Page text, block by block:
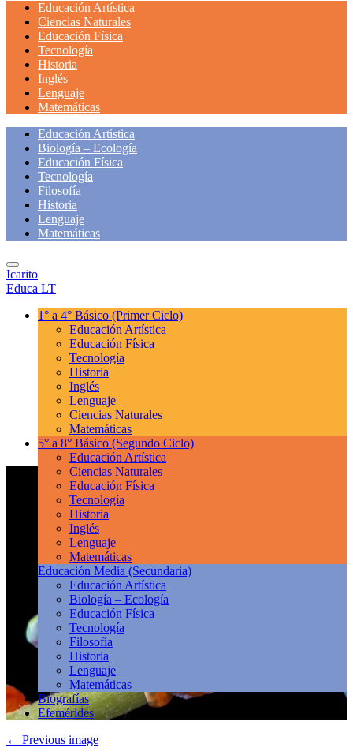
Educación Artística
Ciencias Naturales
Educación Física
Tecnología
Historia
Inglés
Lenguaje
Matemáticas
Educación Artística
Biología – Ecología
Educación Física
Tecnología
Filosofía
Historia
Lenguaje
Matemáticas
Icarito
Educa LT
1° a 4° Básico (Primer Ciclo)
Educación Artística
Educación Física
Tecnología
Historia
Inglés
Lenguaje
Ciencias Naturales
Matemáticas
5° a 8° Básico (Segundo Ciclo)
Educación Artística
Ciencias Naturales
Educación Física
Tecnología
Historia
Inglés
Lenguaje
Matemáticas
Educación Media (Secundaria)
Educación Artística
Biología – Ecología
Educación Física
Tecnología
Filosofía
Historia
Lenguaje
Matemáticas
Biografías
Efemérides
← Previous image